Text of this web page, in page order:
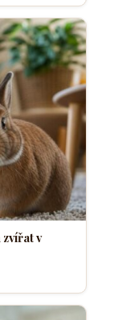
zvířat v